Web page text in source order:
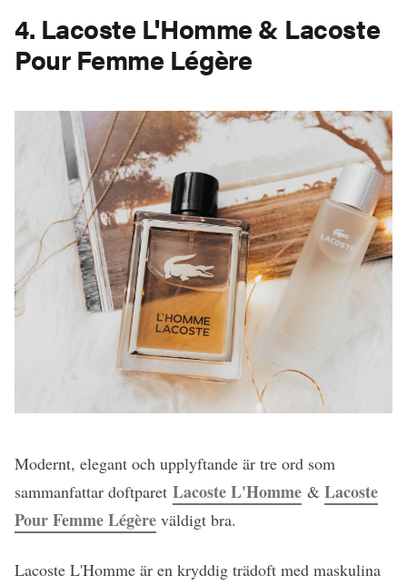
4. Lacoste L'Homme & Lacoste
Pour Femme Légère
Modernt, elegant och upplyftande är tre ord som
sammanfattar doftparet Lacoste L'Homme & Lacoste
Pour Femme Légère väldigt bra.
Lacoste L'Homme är en kryddig trädoft med maskulina